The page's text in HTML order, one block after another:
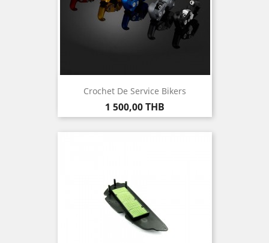
Crochet De Service Bikers
Prix
1 500,00 THB